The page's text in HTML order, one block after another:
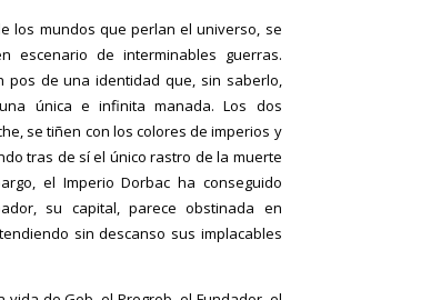
los mundos que perlan el universo, se
escenario de interminables guerras.
pos de una identidad que, sin saberlo,
única e infinita manada. Los dos
se tiñen con los colores de imperios y
tras de sí el único rastro de la muerte
el Imperio Dorbac ha conseguido
su capital, parece obstinada en
sin descanso sus implacables